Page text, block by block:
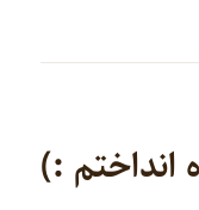
انداختم :)